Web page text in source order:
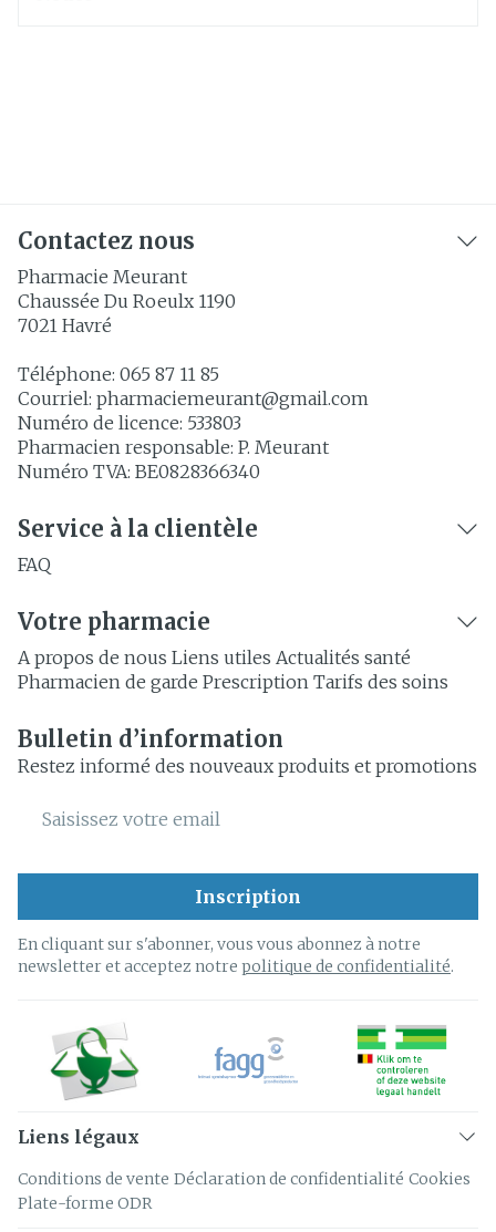
Contactez nous
Pharmacie Meurant
Chaussée Du Roeulx 1190
7021 Havré
Téléphone: 065 87 11 85
Courriel: pharmaciemeurant@gmail.com
Numéro de licence: 533803
Pharmacien responsable: P. Meurant
Numéro TVA: BE0828366340
Service à la clientèle
FAQ
Votre pharmacie
A propos de nous Liens utiles Actualités santé
Pharmacien de garde Prescription Tarifs des soins
Bulletin d’information
Restez informé des nouveaux produits et promotions
Adresse mail
Inscription
En cliquant sur s'abonner, vous vous abonnez à notre
newsletter et acceptez notre politique de confidentialité.
Liens légaux
Conditions de vente Déclaration de confidentialité Cookies
Plate-forme ODR